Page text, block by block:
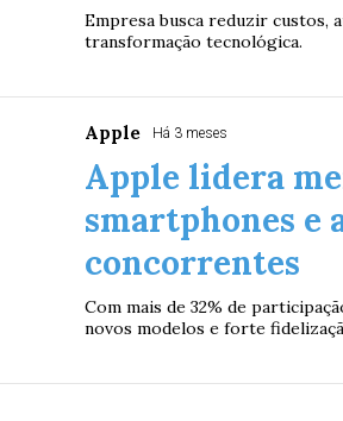
Empresa busca reduzir custos,
transformação tecnológica.
Apple Há 3 meses
Apple lidera
smartphones e
concorrentes
Com mais de 32% de
novos modelos e forte